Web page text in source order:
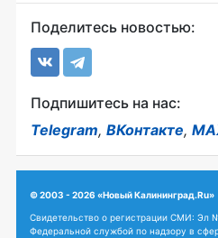
Поделитесь новостью:
Подпишитесь на нас:
Telegram, ВКонтакте,
© 2003 - 2026 «Новый Калининград.Ru»
Свидетельство о регистрации СМИ:
Федеральной службой по надзору в